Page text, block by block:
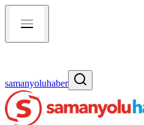
samanyoluhaber